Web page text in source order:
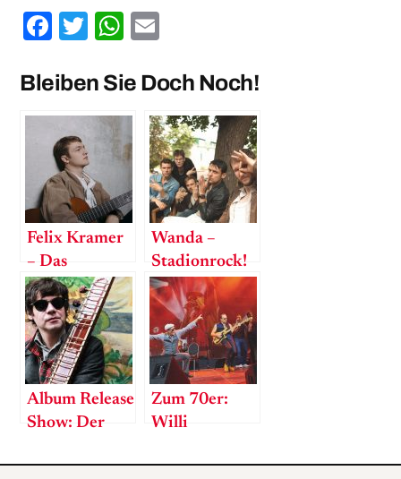
Facebook
TwitterWhatsApp
Bleiben Sie Doch Noch!
Felix Kramer
– Das
Raunzerte des
neuen
Austropop
Wanda –
Stadionrock!
Album Release
Show: Der
tourt mit
Zum 70er:
Willi